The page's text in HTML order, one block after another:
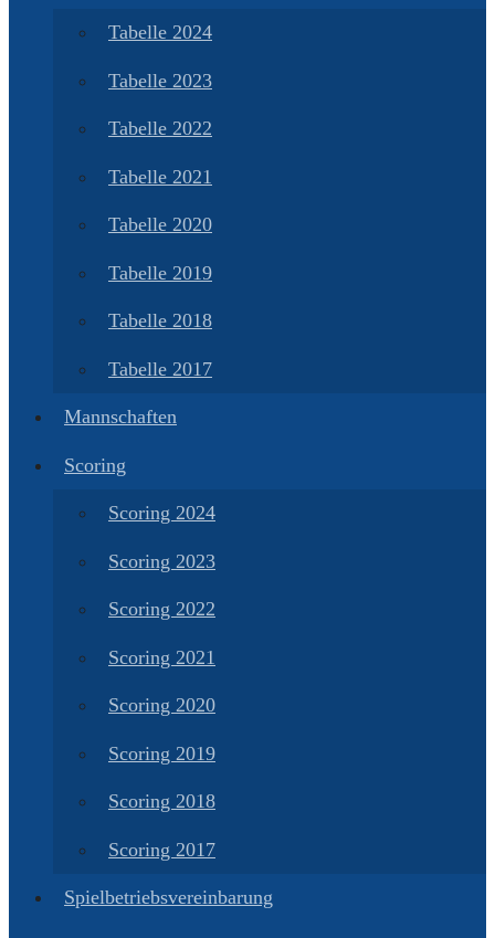
Tabelle 2024
Tabelle 2023
Tabelle 2022
Tabelle 2021
Tabelle 2020
Tabelle 2019
Tabelle 2018
Tabelle 2017
Mannschaften
Scoring
Scoring 2024
Scoring 2023
Scoring 2022
Scoring 2021
Scoring 2020
Scoring 2019
Scoring 2018
Scoring 2017
Spielbetriebsvereinbarung